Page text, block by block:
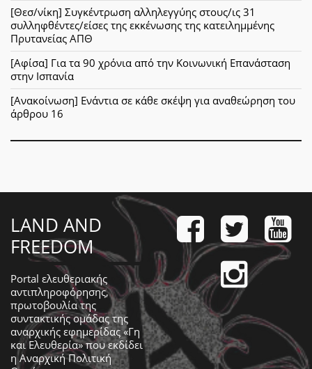
[Θεσ/νίκη] Συγκέντρωση αλληλεγγύης στους/ις 31
συλληφθέντες/είσες της εκκένωσης της κατειλημμένης
Πρυτανείας ΑΠΘ
[Αφίσα] Για τα 90 χρόνια από την Κοινωνική Επανάσταση
στην Ισπανία
[Ανακοίνωση] Ενάντια σε κάθε σκέψη για αναθεώρηση του
άρθρου 16
LAND AND
FREEDOM
Portal ελευθεριακής
αντιπληροφόρησης,
πρωτοβουλία της
συντακτικής ομάδας της
αναρχικής εφημερίδας «Γη
και Ελευθερία» που εκδίδει
ηΑναρχική Πολιτική